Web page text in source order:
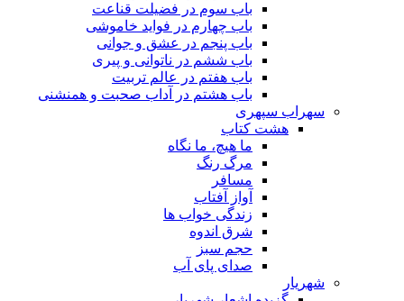
باب سوم در فضیلت قناعت
باب چهارم در فواید خاموشى
باب پنجم در عشق و جوانى
باب ششم در ناتوانى و پیرى
باب هفتم در عالم تربیت
باب هشتم در آداب صحبت و همنشنى
سهراب سپهری
هشت کتاب
ما هیچ، ما نگاه
مرگ رنگ
مسافر
آواز آفتاب
زندگی خواب ها
شرق اندوه
حجم سبز
صدای پای آب
شهریار